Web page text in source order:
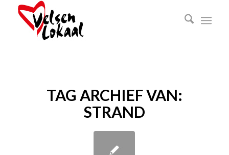
TAG ARCHIEF VAN:
STRAND